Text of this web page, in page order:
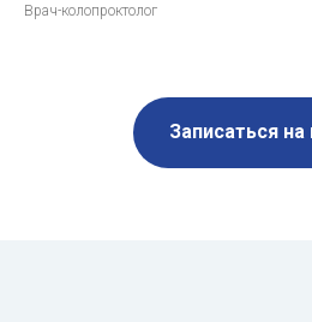
Врач-колопроктолог
Записаться на